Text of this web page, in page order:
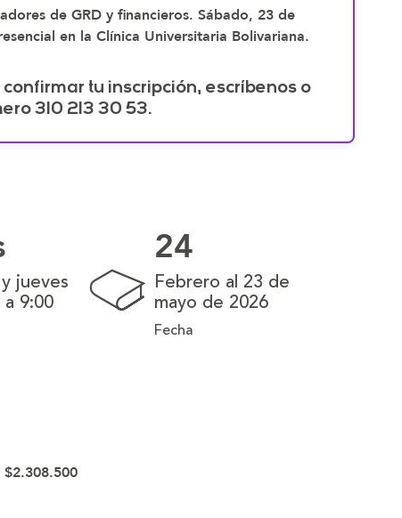
de GRD y financieros. Sábado, 23 de
en la Clínica Universitaria Bolivariana.
tu inscripción​, escríbenos o
310 213 30 53.
jueves
9:00
24
Febrero al 23 de
mayo de 2026
Fecha
$2.308.500